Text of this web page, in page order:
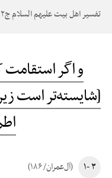
تفسیر اهل بیت علیهم السلام ج۲، ص۸۷۰
و اگر استقامت
[شایسته‌تر است
۳ -۱ (آل‌عمران/ ۱۸۶)